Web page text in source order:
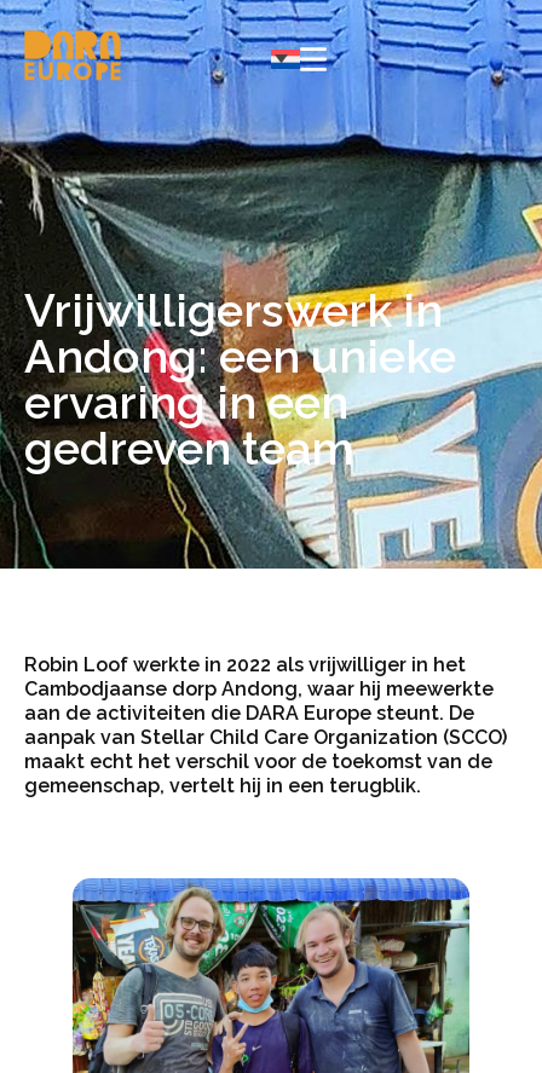
Vrijwilligerswerk in
Andong: een unieke
ervaring in een
gedreven team
Robin Loof werkte in 2022 als vrijwilliger in het
Cambodjaanse dorp Andong, waar hij meewerkte
aan de activiteiten die DARA Europe steunt. De
aanpak van Stellar Child Care Organization (SCCO)
maakt echt het verschil voor de toekomst van de
gemeenschap, vertelt hij in een terugblik.